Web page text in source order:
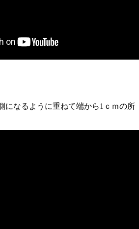
になるように重ねて端から1ｃｍの所